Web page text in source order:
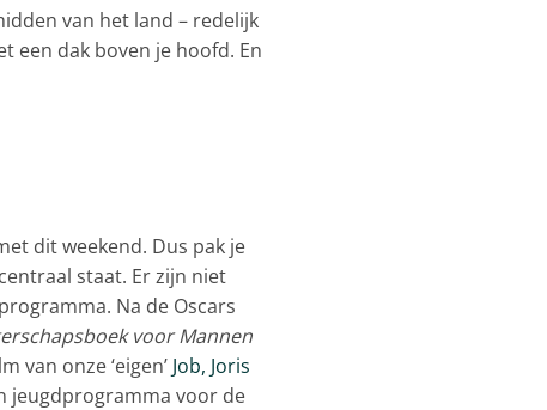
van het land – redelijk
een dak boven je hoofd. En
dit weekend. Dus pak je
staat. Er zijn niet
Na de Oscars
voor Mannen
van onze ‘eigen’ Job, Joris
jeugdprogramma voor de